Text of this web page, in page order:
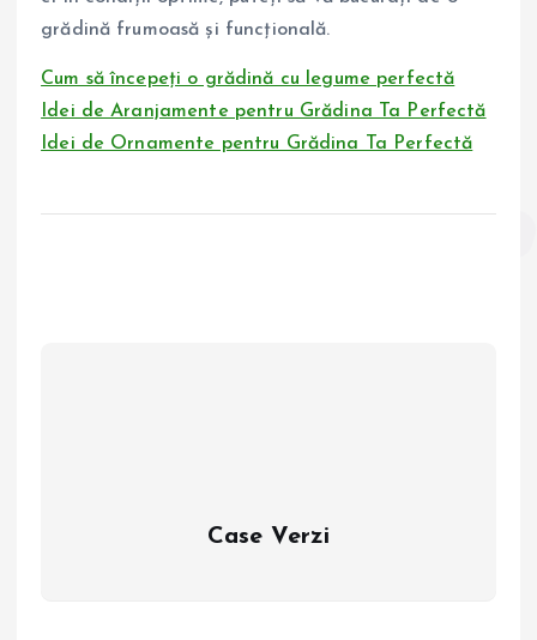
grădină frumoasă și funcțională.
Cum să începeți o grădină cu legume perfectă
Idei de Aranjamente pentru Grădina Ta Perfectă
Idei de Ornamente pentru Grădina Ta Perfectă
Case Verzi